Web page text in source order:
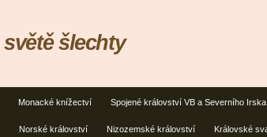
Monacké knížectví Spojené království VB a Severního Irska
Norské království Nizozemské království Královské
světě šlechty